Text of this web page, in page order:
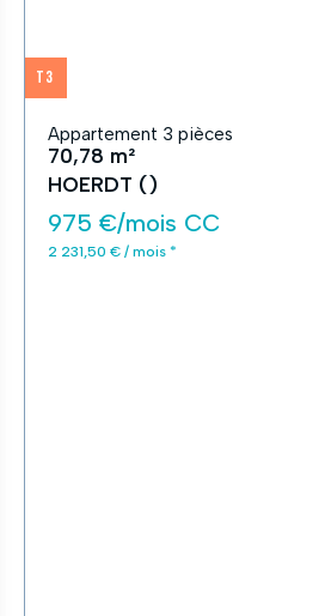
T3
Appartement 3 pièces
70,78 m²
HOERDT ()
975 €/mois CC
2 231,50 € / mois *